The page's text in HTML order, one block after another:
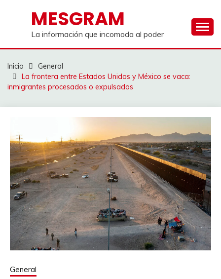
contenidoMESGRAM
La información que incomoda al poder
Inicio
General
La frontera entre Estados Unidos y México se vaca:
inmigrantes procesados ​​​​o expulsados
General